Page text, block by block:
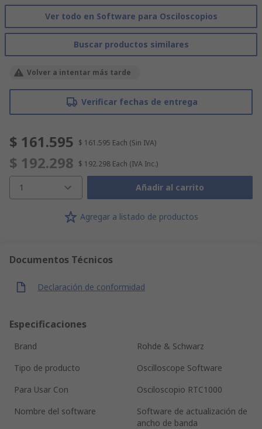
Ver todo en Software para Osciloscopios
Buscar productos similares
Volver a intentar más tarde
Verificar fechas de entrega
$ 161.595 $ 161.595 Each (Sin IVA)
$ 192.298 $ 192.298 Each (IVA Inc.)
1 Añadir al carrito
Agregar a listado de productos
Documentos Técnicos
Declaración de conformidad
Especificaciones
Brand
Rohde & Schwarz
Tipo de producto
Oscilloscope Software
Para Usar Con
Osciloscopio RTC1000
Nombre del software
Software de actualización de
ancho de banda